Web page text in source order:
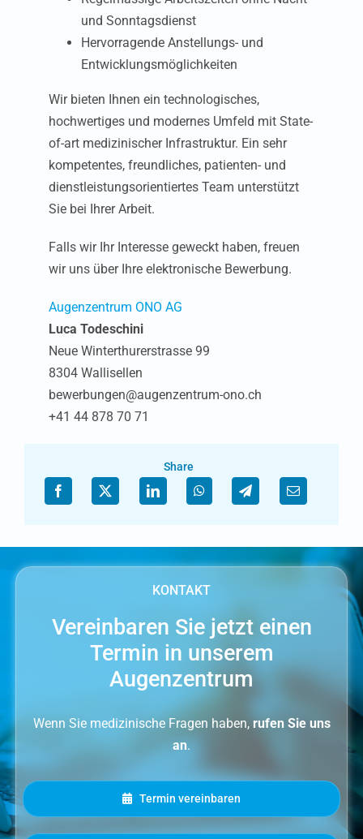
und Sonntagsdienst
Hervorragende Anstellungs- und
Entwicklungsmöglichkeiten
Wir bieten Ihnen ein technologisches,
hochwertiges und modernes Umfeld mit State-
of-art medizinischer Infrastruktur. Ein sehr
kompetentes, freundliches, patienten- und
dienstleistungsorientiertes Team unterstützt
Sie bei Ihrer Arbeit.
Falls wir Ihr Interesse geweckt haben, freuen
wir uns über Ihre elektronische Bewerbung.
Augenzentrum ONO AG
Luca Todeschini
Neue Winterthurerstrasse 99
8304 Wallisellen
bewerbungen@augenzentrum-ono.ch
+41 44 878 70 71
Share
KONTAKT
Vereinbaren Sie jetzt einen
Termin in unserem
Augenzentrum
Wenn Sie medizinische Fragen haben, rufen Sie uns
an.
Termin vereinbaren
Volketswil
Weinfelden
Winterthur
Wülflingen
Zürich Seefeld
Limmatquai
Optiker ONO
Weinfelden
Optiker ONO
Winterthur
Jobs 18